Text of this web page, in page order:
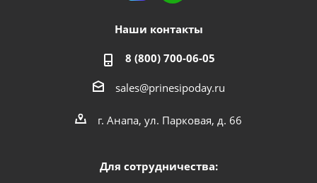
Наши контакты
8 (800) 700-06-05
sales@prinesipoday.ru
г. Анапа, ул. Парковая, д. 66
Для сотрудничества: